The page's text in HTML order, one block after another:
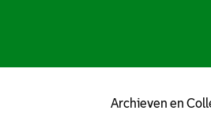
Archieven en